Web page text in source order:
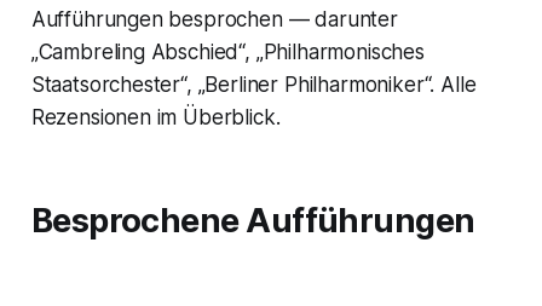
Aufführungen besprochen — darunter
„Cambreling Abschied“, „Philharmonisches
Staatsorchester“, „Berliner Philharmoniker“. Alle
Rezensionen im Überblick.
Besprochene Aufführungen